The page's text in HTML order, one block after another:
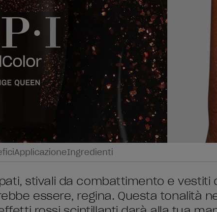
ApplicazioneIngredienti
stivali da combattimento e vestiti
essere, regina. Questa tonalità